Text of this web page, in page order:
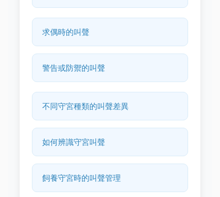
求偶時的叫聲
警告或防禦的叫聲
不同守宮種類的叫聲差異
如何辨識守宮叫聲
飼養守宮時的叫聲管理